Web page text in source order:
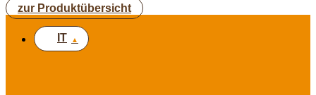
zur Produktübersicht
IT